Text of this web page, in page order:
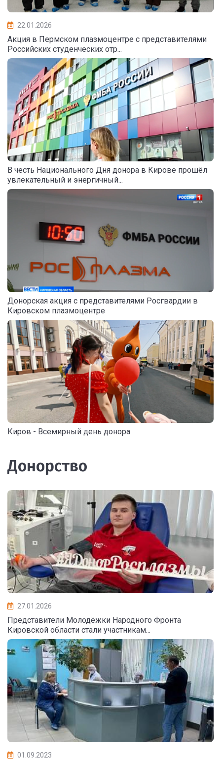
22.01.2026
Акция в Пермском плазмоцентре с представителями
Российских студенческих отр...
В честь Национального Дня донора в Кирове прошёл
увлекательный и энергичный...
Донорская акция с представителями Росгвардии в
Кировском плазмоцентре
Киров - Всемирный день донора
Донорство
27.01.2026
Представители Молодёжки Народного Фронта
Кировской области стали участникам...
01.09.2023